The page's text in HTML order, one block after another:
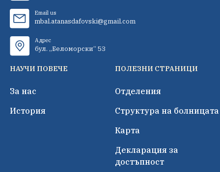
Email us
mbal.atanasdafovski@gmail.com
Адрес
бул. „Беломорски“ 53
НАУЧИ ПОВЕЧЕ
За нас
История
ПОЛЕЗНИ СТРАНИЦИ
Отделения
Структура на болницата
Карта
Декларация за
достъпност